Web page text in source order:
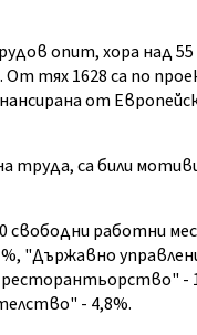
опит, хора над 55
тях 1628 са по
от
труда, са били
свободни работни
"Държавно
-
- 4,8%.